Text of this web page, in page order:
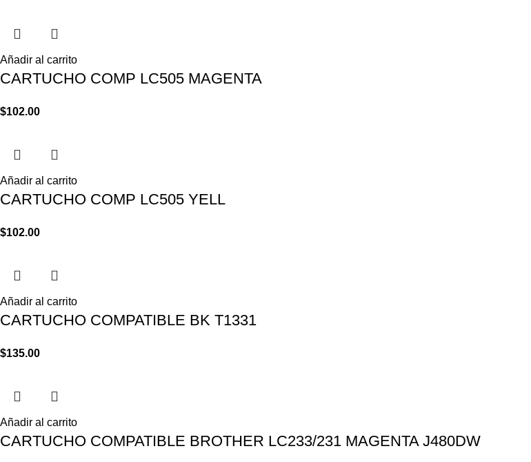
Añadir al carrito
CARTUCHO COMP LC505 MAGENTA
$102.00
Añadir al carrito
CARTUCHO COMP LC505 YELL
$102.00
Añadir al carrito
CARTUCHO COMPATIBLE BK T1331
$135.00
Añadir al carrito
CARTUCHO COMPATIBLE BROTHER LC233/231 MAGENTA J480DW